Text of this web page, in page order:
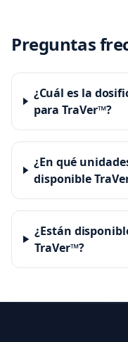
Preguntas
¿Cuál es la
para TraVer™?
¿En qué
disponible
¿Están
TraVer™?